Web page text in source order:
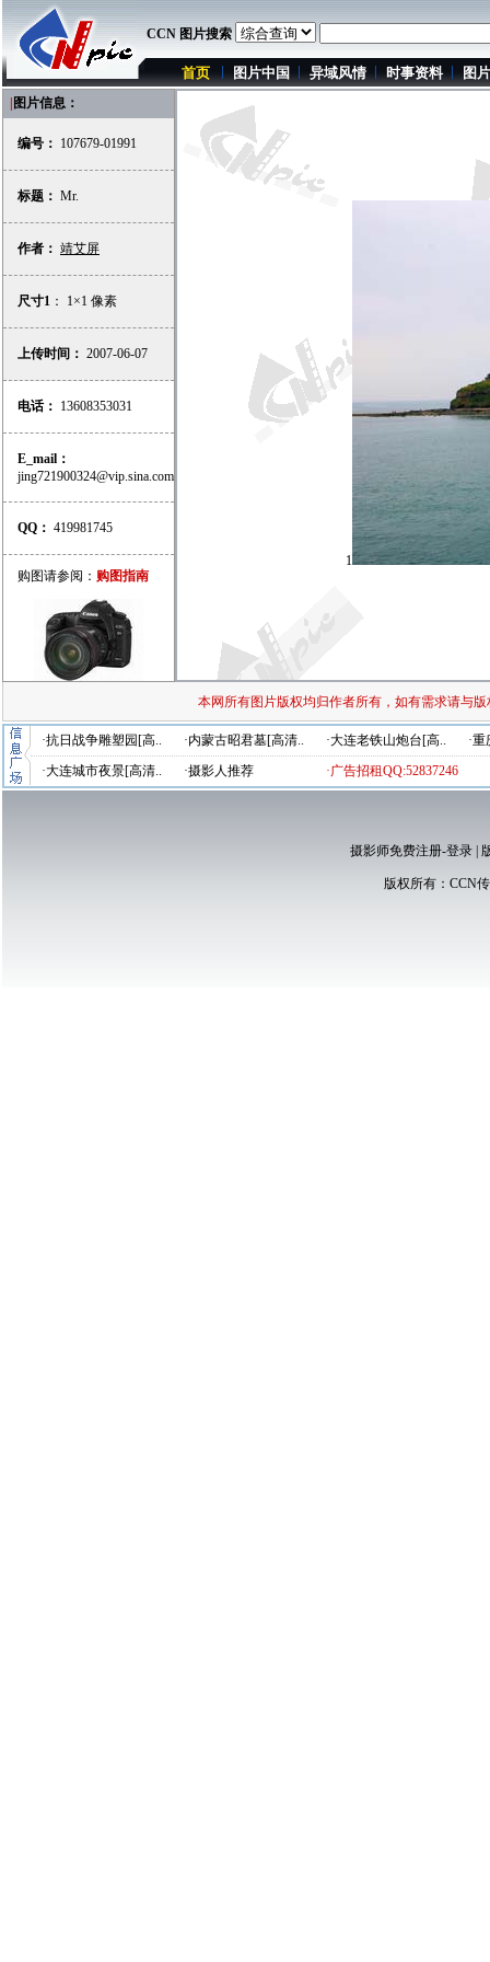
CCN 图片搜索
首页 图片中国 异域风情 时事资料 图
图片信息：
编号： 107679-01991
标题： Mr.
作者： 靖艾屏
尺寸1 ： 1×1 像素
上传时间： 2007-06-07
电话： 13608353031
E_mail：
jing721900324@vip.sina.com
QQ： 419981745
购图请参阅： 购图指南
1
本网所有图片版权均归作者所有，如有需求请与
·抗日战争雕塑园[高.. ·内蒙古昭君墓[高清.. ·大连老铁山炮台[高..
·
·大连城市夜景[高清..
·摄影人推荐 ·广告招租QQ:52837246
摄影师免费注册-登录|
版权所有： CCN